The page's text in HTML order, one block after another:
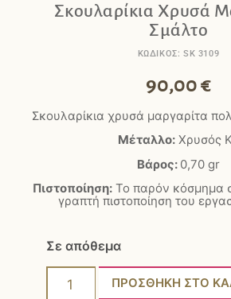
Σκουλαρίκια Χρυσά
Σμάλτο
ΚΩΔΙΚΟΣ: SK 3109
90,00€
Σκουλαρίκια χρυσά μαργαρίτα
Μέταλλο:Χρυσός
Βάρος: 0,70 gr
Πιστοποίηση: Το παρόν κόσμημα
γραπτή πιστοποίηση του
Σε απόθεμα
ΠΡΟΣΘΉΚΗ ΣΤΟ